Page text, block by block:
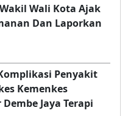
Wali Kota Ajak
Dan Laporkan
Penyakit
Kemenkes
Jaya Terapi